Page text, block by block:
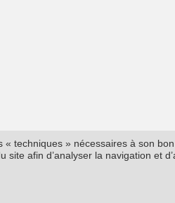
« techniques » nécessaires à son
site afin d’analyser la navigation et